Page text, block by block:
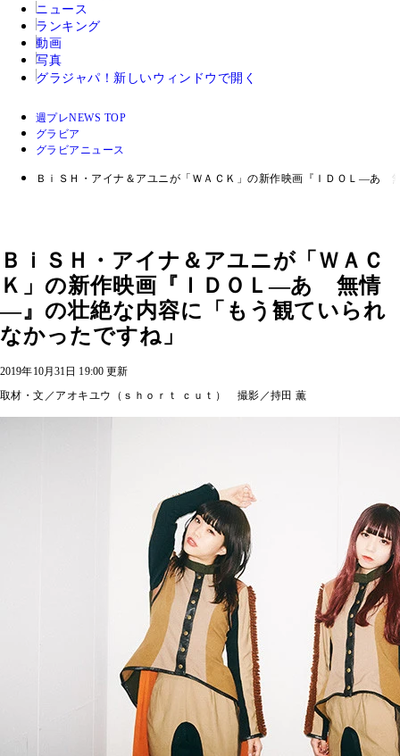
ニュース
ランキング
動画
写真
グラジャパ！ 新しいウィンドウで開く
週プレNEWS TOP
グラビア
グラビアニュース
ＢｉＳＨ・アイナ＆アユニが「ＷＡＣＫ」の新作映画『ＩＤＯＬ―あ
ＢｉＳＨ・アイナ＆アユニが「ＷＡＣ
Ｋ」の新作映画『ＩＤＯＬ―あゝ無情
―』の壮絶な内容に「もう観ていられ
なかったですね」
2019年10月31日 19:00 更新
取材・文／アオキユウ（ｓｈｏｒｔ ｃｕｔ） 撮影／持田 薫